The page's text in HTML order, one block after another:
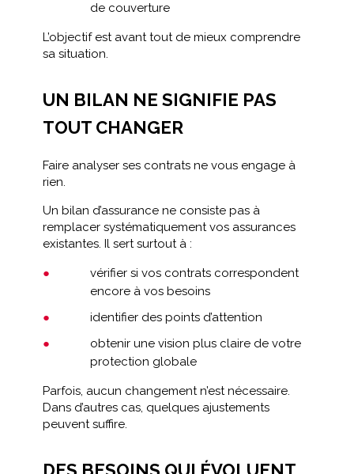
de couverture
L’objectif est avant tout de mieux comprendre
sa situation.
UN BILAN NE SIGNIFIE PAS
TOUT CHANGER
Faire analyser ses contrats ne vous engage à
rien.
Un bilan d’assurance ne consiste pas à
remplacer systématiquement vos assurances
existantes. Il sert surtout à :
vérifier si vos contrats correspondent
encore à vos besoins
identifier des points d’attention
obtenir une vision plus claire de votre
protection globale
Parfois, aucun changement n’est nécessaire.
Dans d’autres cas, quelques ajustements
peuvent suffire.